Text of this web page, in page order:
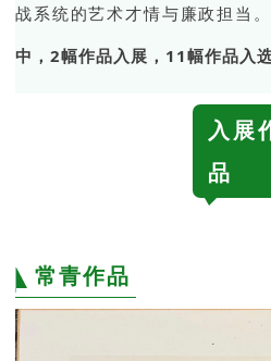
战系统的艺术才情与廉政担当。
中，2幅作品入展，11幅作品入选
入展
品
常青作品